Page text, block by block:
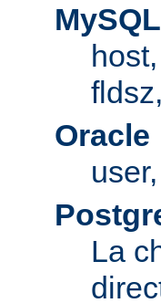
MySQL
Oracle
La